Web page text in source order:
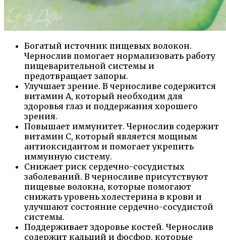
Богатый источник пищевых волокон.
Чернослив помогает нормализовать работу
пищеварительной системы и
предотвращает запоры.
Улучшает зрение. В черносливе содержится
витамин А, который необходим для
здоровья глаз и поддержания хорошего
зрения.
Повышает иммунитет. Чернослив содержит
витамин С, который является мощным
антиоксидантом и помогает укрепить
иммунную систему.
Снижает риск сердечно-сосудистых
заболеваний. В черносливе присутствуют
пищевые волокна, которые помогают
снижать уровень холестерина в крови и
улучшают состояние сердечно-сосудистой
системы.
Поддерживает здоровье костей. Чернослив
содержит кальций и фосфор, которые